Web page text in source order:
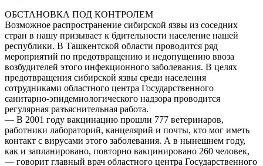
ОБСТАНОВКА ПОД КОНТРОЛЕМ
Возможное распространение сибирской язвы из соседних
стран в нашу призывает к бдительности население нашей
республики. В Ташкентской области проводится ряд
мероприятий по предотвращению и недопущению ввоза
возбудителей этого инфекционного заболевания. В целях
предотвращения сибирской язвы среди населения
сотрудниками областного центра Государственного
санитарно-эпидемиологического надзора проводится
регулярная разъяснительная работа.
— В 2001 году вакцинацию прошли 777 ветеринаров,
работники лабораторий, канцелярий и почты, кто мог иметь
контакт с вирусами этого заболевания. А в нынешнем году,
как и запланировано, повторно вакцинировано 260 человек,
— говорит главный врач областного центра Государственного